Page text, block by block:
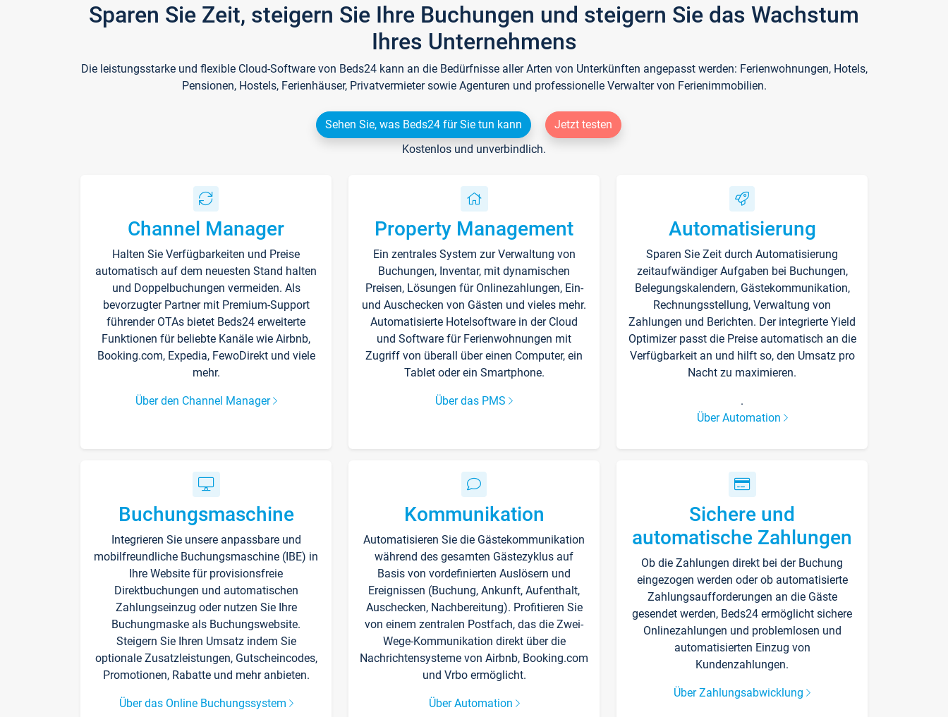
Sparen Sie Zeit, steigern Sie Ihre Buchungen und steigern Sie das Wachstum
Ihres Unternehmens
Die leistungsstarke und flexible Cloud-Software von Beds24 kann an die Bedürfnisse aller Arten von Unterkünften angepasst werden: Ferienwohnungen, Hotels,
Pensionen, Hostels, Ferienhäuser, Privatvermieter sowie Agenturen und professionelle Verwalter von Ferienimmobilien.
Sehen Sie, was Beds24 für Sie tun kann
Jetzt testen
Kostenlos und unverbindlich.
Channel Manager
Halten Sie Verfügbarkeiten und Preise
automatisch auf dem neuesten Stand halten
und Doppelbuchungen vermeiden. Als
bevorzugter Partner mit Premium-Support
führender OTAs bietet Beds24 erweiterte
Funktionen für beliebte Kanäle wie Airbnb,
Booking.com, Expedia, FewoDirekt und viele
mehr.
Über den Channel Manager
Property Management
Ein zentrales System zur Verwaltung von
Buchungen, Inventar, mit dynamischen
Preisen, Lösungen für Onlinezahlungen, Ein-
und Auschecken von Gästen und vieles mehr.
Automatisierte Hotelsoftware in der Cloud
und Software für Ferienwohnungen mit
Zugriff von überall über einen Computer, ein
Tablet oder ein Smartphone.
Über das PMS
Automatisierung
Sparen Sie Zeit durch Automatisierung
zeitaufwändiger Aufgaben bei Buchungen,
Belegungskalendern, Gästekommunikation,
Rechnungsstellung, Verwaltung von
Zahlungen und Berichten. Der integrierte Yield
Optimizer passt die Preise automatisch an die
Verfügbarkeit an und hilft so, den Umsatz pro
Nacht zu maximieren.
.
Über Automation
Buchungsmaschine
Integrieren Sie unsere anpassbare und
mobilfreundliche Buchungsmaschine (IBE) in
Ihre Website für provisionsfreie
Direktbuchungen und automatischen
Zahlungseinzug oder nutzen Sie Ihre
Buchungmaske als Buchungswebsite.
Steigern Sie Ihren Umsatz indem Sie
optionale Zusatzleistungen, Gutscheincodes,
Promotionen, Rabatte und mehr anbieten.
Über das Online Buchungssystem
Kommunikation
Automatisieren Sie die Gästekommunikation
während des gesamten Gästezyklus auf
Basis von vordefinierten Auslösern und
Ereignissen (Buchung, Ankunft, Aufenthalt,
Auschecken, Nachbereitung). Profitieren Sie
von einem zentralen Postfach, das die Zwei-
Wege-Kommunikation direkt über die
Nachrichtensysteme von Airbnb, Booking.com
und Vrbo ermöglicht.
Über Automation
Sichere und
automatische Zahlungen
Ob die Zahlungen direkt bei der Buchung
eingezogen werden oder ob automatisierte
Zahlungsaufforderungen an die Gäste
gesendet werden, Beds24 ermöglicht sichere
Onlinezahlungen und problemlosen und
automatisierten Einzug von
Kundenzahlungen.
Über Zahlungsabwicklung